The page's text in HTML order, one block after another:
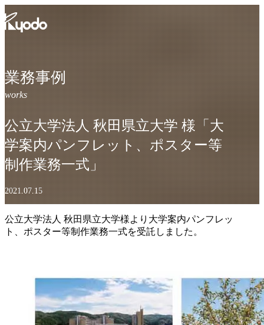
コ
ン
テ
ン
ツ
を
表
示
業務事例
公立大学法人 秋田県立大学 様「大
学案内パンフレット、ポスター等
制作業務一式」
2021.07.15
公立大学法人 秋田県立大学様より大学案内パンフレッ
ト、ポスター等制作業務一式を受託しました。